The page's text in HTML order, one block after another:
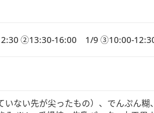
②13:30-16:00　1/9 ③10:00-
いない先が尖ったもの）、でんぷん